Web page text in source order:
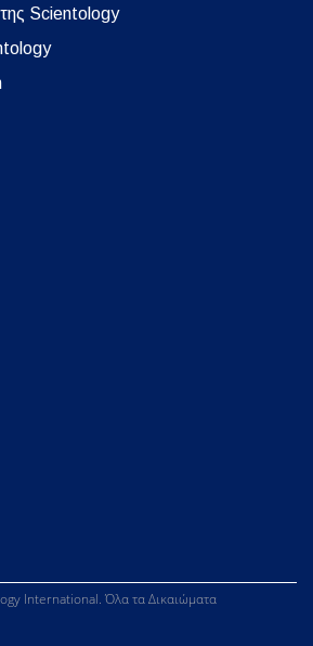
Scientology
International. Όλα τα Δικαιώματα